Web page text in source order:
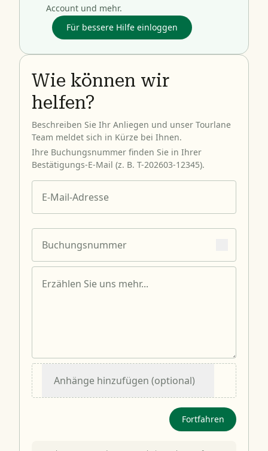
Account und mehr.
Für bessere Hilfe einloggen
Wie können wir
helfen?
Beschreiben Sie Ihr Anliegen und unser Tourlane
Team meldet sich in Kürze bei Ihnen.
Ihre Buchungsnummer finden Sie in Ihrer
Bestätigungs-E-Mail (z. B. T-202603-12345).
Anhänge hinzufügen (optional)
Fortfahren